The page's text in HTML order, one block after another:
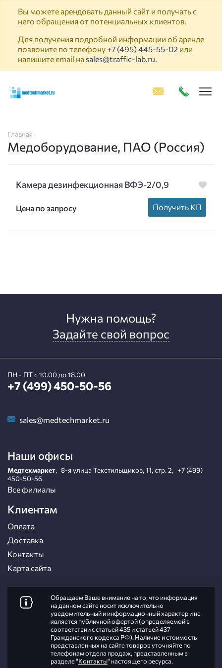
Вы можете арендовать данный сайт и получать с
него обращения от потенциальных клиентов.
Для получения подробной информации об аренде
позвоните по телефону +7 (495) 445-55-02 или
напишите email на sales@traffic-lab.ru.
Главная
Медоборудование, ПАО (Россия)
Камера дезинфекционная ВФЭ-2/0,9
Цена по запросу Получить КП
Нужна помощь?
Задайте свой вопрос
ПН - ПТ с 10.00 до 18.00
+7 (499) 450-50-56
sales@medtechmarket.ru
Наши офисы
Медтехмаркет, 8-я улица Текстильщиков, 11, стр. 2, +7 (499)
450-50-56
Все филиалы
Клиентам
Оплата
Доставка
Контакты
Карта сайта
Обращаем Ваше внимание на то, что информация
на данном сайте носит исключительно
уведомительный и информационный характер и не
является публичной офертой (определяемой в
соответствии с статьей 435 и статьей 437
Гражданского кодекса РФ). Наличие и стоимость
представленных на сайте товаров уточняйте по
телефонам отдела продаж, представленным в
разделе "Контакты" настоящего ресурса.